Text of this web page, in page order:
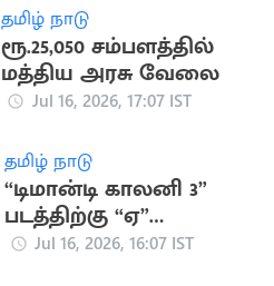
தமிழ் நாடு
ரூ.25,050 சம்பளத்தில்
மத்திய அரசு வேலை
Jul 16, 2026, 17:07 IST
தமிழ் நாடு
“டிமான்டி காலனி 3”
படத்திற்கு “ஏ”
சான்றிதழ் வழங்கிய
Jul 16, 2026, 16:07 IST